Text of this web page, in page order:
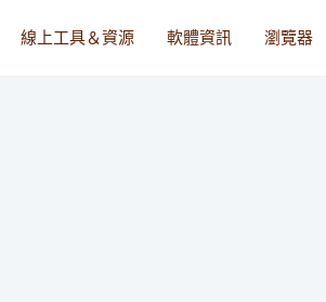
線上工具＆資源 軟體資訊 瀏覽器